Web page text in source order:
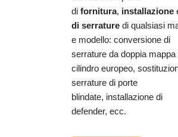
di fornitura, installazione
di serrature di qualsiasi
e modello: conversione di
serrature da doppia mappa
cilindro europeo,
serrature di porte
blindate, installazione di
defender, ecc.